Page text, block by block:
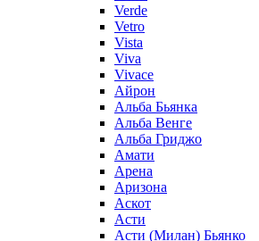
Verde
Vetro
Vista
Viva
Vivace
Айрон
Альба Бьянка
Альба Венге
Альба Гриджо
Амати
Арена
Аризона
Аскот
Асти
Асти (Милан) Бьянко